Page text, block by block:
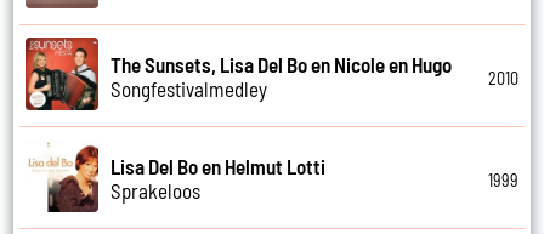
The Sunsets, Lisa Del Bo en Nicole en Hugo
Songfestivalmedley
2010
Lisa Del Bo en Helmut Lotti
Sprakeloos
1999